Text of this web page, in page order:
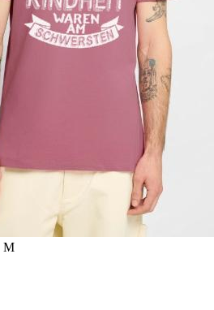
M